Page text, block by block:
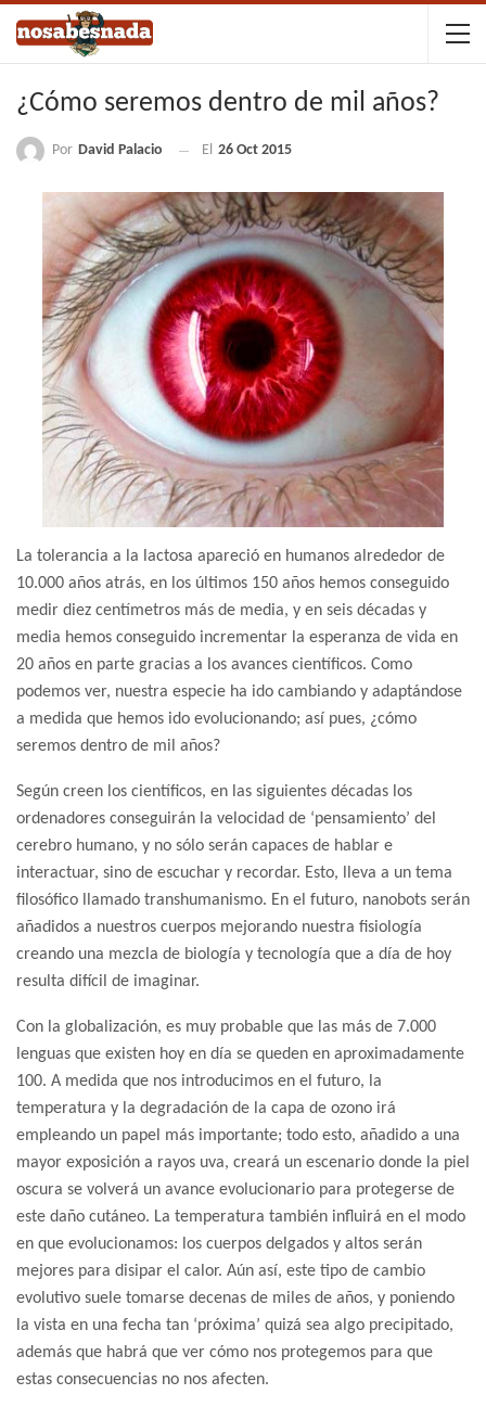
¿Cómo seremos dentro de mil años?
Por David Palacio El 26 Oct 2015
La tolerancia a la lactosa apareció en humanos alrededor de
10.000 años atrás, en los últimos 150 años hemos conseguido
medir diez centímetros más de media, y en seis décadas y
media hemos conseguido incrementar la esperanza de vida en
20 años en parte gracias a los avances científicos. Como
podemos ver, nuestra especie ha ido cambiando y adaptándose
a medida que hemos ido evolucionando; así pues, ¿cómo
seremos dentro de mil años?
Según creen los científicos, en las siguientes décadas los
ordenadores conseguirán la velocidad de ‘pensamiento’ del
cerebro humano, y no sólo serán capaces de hablar e
interactuar, sino de escuchar y recordar. Esto, lleva a un tema
filosófico llamado transhumanismo. En el futuro, nanobots serán
añadidos a nuestros cuerpos mejorando nuestra fisiología
creando una mezcla de biología y tecnología que a día de hoy
resulta difícil de imaginar.
Con la globalización, es muy probable que las más de 7.000
lenguas que existen hoy en día se queden en aproximadamente
100. A medida que nos introducimos en el futuro, la
temperatura y la degradación de la capa de ozono irá
empleando un papel más importante; todo esto, añadido a una
mayor exposición a rayos uva, creará un escenario donde la piel
oscura se volverá un avance evolucionario para protegerse de
este daño cutáneo. La temperatura también influirá en el modo
en que evolucionamos: los cuerpos delgados y altos serán
mejores para disipar el calor. Aún así, este tipo de cambio
evolutivo suele tomarse decenas de miles de años, y poniendo
la vista en una fecha tan ‘próxima’ quizá sea algo precipitado,
además que habrá que ver cómo nos protegemos para que
estas consecuencias no nos afecten.